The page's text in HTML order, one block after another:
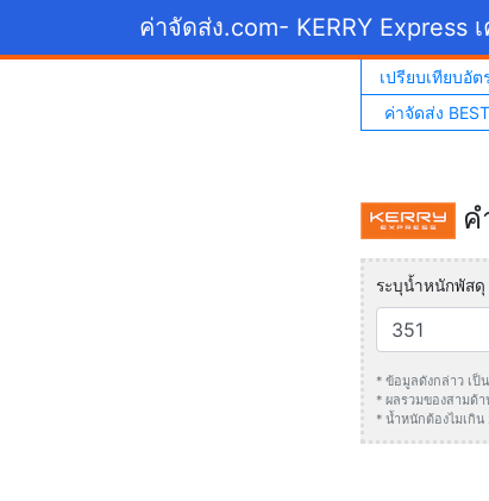
ค่าจัดส่ง.com- KERRY Express
เปรียบเทียบอั
ค่าจัดส่ง
ค
ระบุน้ำหนักพัสดุ
* ข้อมูลดังกล่าว เป็
* ผลรวมของสามด้า
* น้ำหนักต้องไมเกิ